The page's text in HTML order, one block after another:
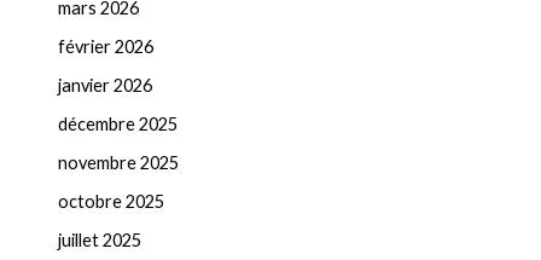
mars 2026
février 2026
janvier 2026
décembre 2025
novembre 2025
octobre 2025
juillet 2025